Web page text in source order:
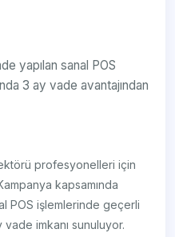
yapılan sanal POS
3 ay vade avantajından
profesyonelleri için
kapsamında
POS işlemlerinde geçerli
vade imkanı sunuluyor.